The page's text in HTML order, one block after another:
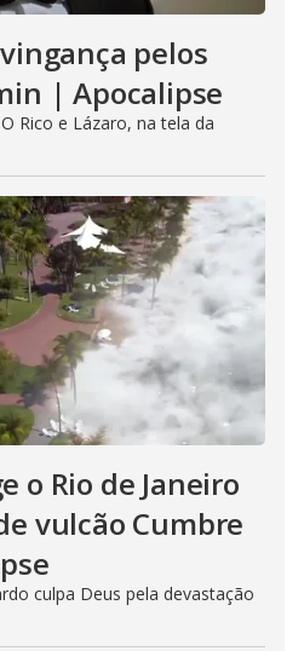
pelos
| Apocalipse
Rico e Lázaro, na tela da
o Rio de Janeiro
vulcão Cumbre
culpa Deus pela devastação